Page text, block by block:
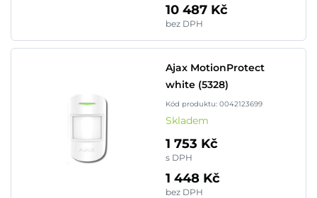
10 487 Kč
bez DPH
Ajax MotionProtect
white (5328)
Kód produktu: 0042123699
Skladem
1 753 Kč
s DPH
1 448 Kč
bez DPH